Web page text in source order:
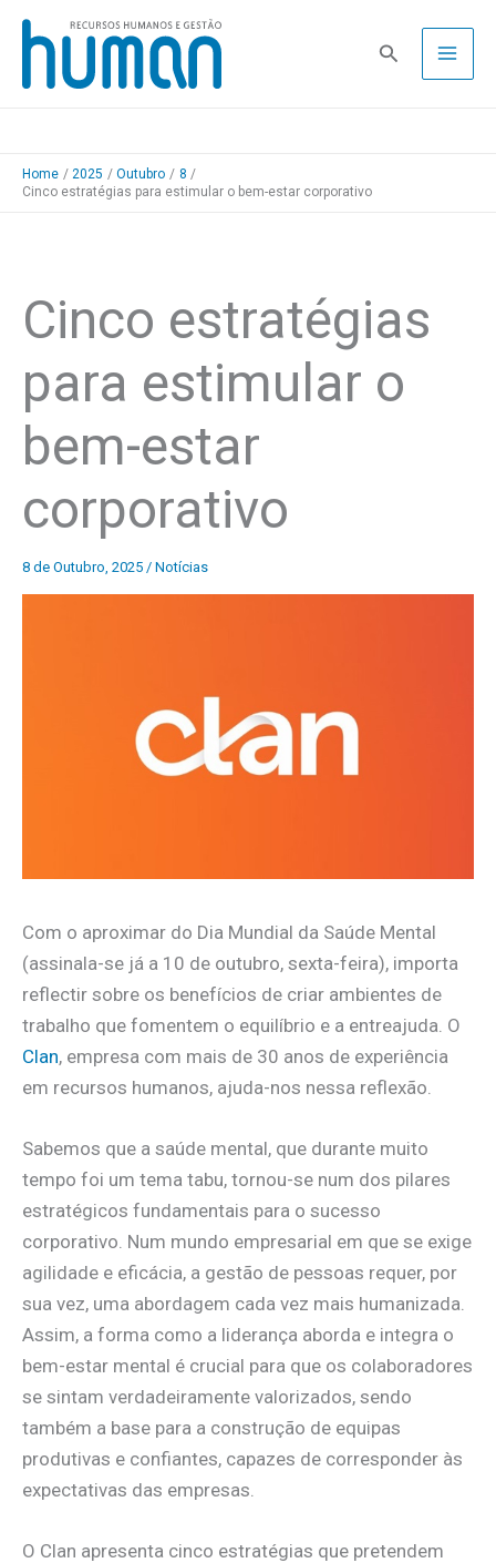
Skip
content
Pesquisa
Home 2025 Outubro
8
Cinco estratégias para estimular o bem-estar corporativo
Cinco estratégias
para estimular o
bem-estar
corporativo
8 de Outubro, 2025 / Notícias
Com o aproximar do Dia Mundial da Saúde Mental
(assinala-se já a 10 de outubro, sexta-feira), importa
reflectir sobre os benefícios de criar ambientes de
trabalho que fomentem o equilíbrio e a entreajuda. O
Clan, empresa com mais de 30 anos de experiência
em recursos humanos, ajuda-nos nessa reflexão.
Sabemos que a saúde mental, que durante muito
tempo foi um tema tabu, tornou-se num dos pilares
estratégicos fundamentais para o sucesso
corporativo. Num mundo empresarial em que se exige
agilidade e eficácia, a gestão de pessoas requer, por
sua vez, uma abordagem cada vez mais humanizada.
Assim, a forma como a liderança aborda e integra o
bem-estar mental é crucial para que os colaboradores
se sintam verdadeiramente valorizados, sendo
também a base para a construção de equipas
produtivas e confiantes, capazes de corresponder às
expectativas das empresas.
O Clan apresenta cinco estratégias que pretendem